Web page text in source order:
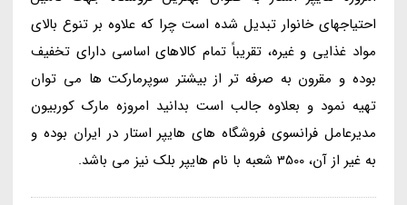
احتیاجهای خانوار تبدیل شده است چرا که علاوه بر تنوع بالای
مواد غذایی و غیره، تقریباً تمام کالاهای اساسی دارای تخفیف
بوده و مقرون به صرفه تر از بیشتر سوپرمارکت ها می توان
تهیه نمود و بعلاوه جالب است بدانید امروزه مارک کوربیون
مدیرعامل فرانسوی فروشگاه های هایپر استار در ایران بوده و
به غیر از آن، 3500 شعبه با نام هایپر بلک نیز می باشد.